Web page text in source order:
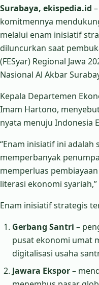
Jawa Timur Jadi Embrio
Dukungan Pemerintah
Surabaya, ekispedia.id
komitmennya
melalui enam inisiatif
diluncurkan saat
(FESyar) Regional Jawa
Nasional Al Akbar
Kepala Departemen
Imam Hartono,
nyata menuju Indonesia
“Enam inisiatif ini
memperbanyak
memperluas
literasi ekonomi
Enam inisiatif strategis
Gerbang Santri –
pusat ekonomi umat
digitalisasi usaha
Jawara Ekspor–